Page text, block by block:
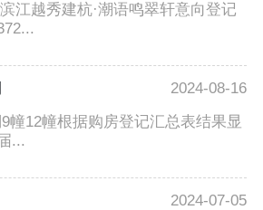
江越秀建杭·潮语鸣翠轩意向登记
2024-08-16
幢12幢根据购房登记汇总表结果显
...
2024-07-05